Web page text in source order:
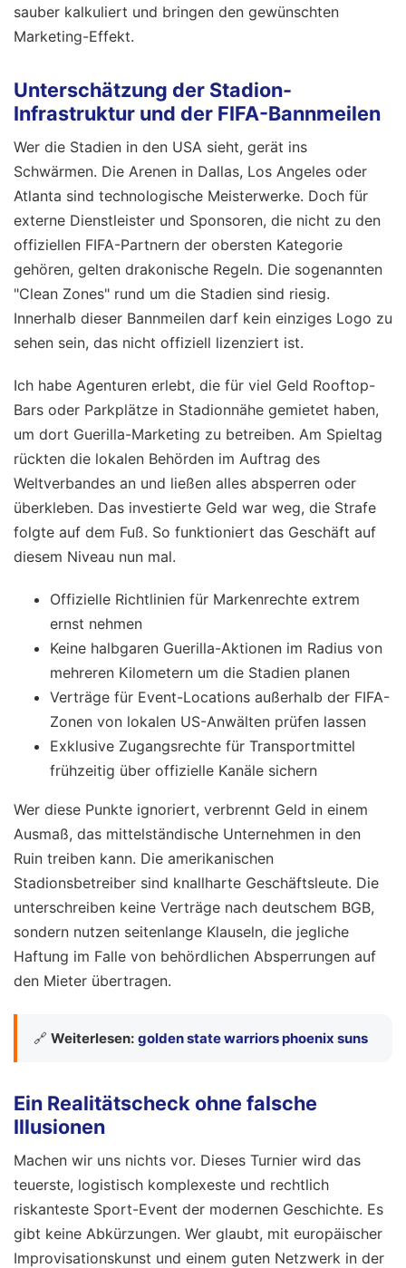
sauber kalkuliert und bringen den gewünschten
Marketing-Effekt.
Unterschätzung der Stadion-
Infrastruktur und der FIFA-Bannmeilen
Wer die Stadien in den USA sieht, gerät ins
Schwärmen. Die Arenen in Dallas, Los Angeles oder
Atlanta sind technologische Meisterwerke. Doch für
externe Dienstleister und Sponsoren, die nicht zu den
offiziellen FIFA-Partnern der obersten Kategorie
gehören, gelten drakonische Regeln. Die sogenannten
"Clean Zones" rund um die Stadien sind riesig.
Innerhalb dieser Bannmeilen darf kein einziges Logo zu
sehen sein, das nicht offiziell lizenziert ist.
Ich habe Agenturen erlebt, die für viel Geld Rooftop-
Bars oder Parkplätze in Stadionnähe gemietet haben,
um dort Guerilla-Marketing zu betreiben. Am Spieltag
rückten die lokalen Behörden im Auftrag des
Weltverbandes an und ließen alles absperren oder
überkleben. Das investierte Geld war weg, die Strafe
folgte auf dem Fuß. So funktioniert das Geschäft auf
diesem Niveau nun mal.
Offizielle Richtlinien für Markenrechte extrem
ernst nehmen
Keine halbgaren Guerilla-Aktionen im Radius von
mehreren Kilometern um die Stadien planen
Verträge für Event-Locations außerhalb der FIFA-
Zonen von lokalen US-Anwälten prüfen lassen
Exklusive Zugangsrechte für Transportmittel
frühzeitig über offizielle Kanäle sichern
Wer diese Punkte ignoriert, verbrennt Geld in einem
Ausmaß, das mittelständische Unternehmen in den
Ruin treiben kann. Die amerikanischen
Stadionsbetreiber sind knallharte Geschäftsleute. Die
unterschreiben keine Verträge nach deutschem BGB,
sondern nutzen seitenlange Klauseln, die jegliche
Haftung im Falle von behördlichen Absperrungen auf
den Mieter übertragen.
🔗 Weiterlesen: golden state warriors phoenix suns
Ein Realitätscheck ohne falsche
Illusionen
Machen wir uns nichts vor. Dieses Turnier wird das
teuerste, logistisch komplexeste und rechtlich
riskanteste Sport-Event der modernen Geschichte. Es
gibt keine Abkürzungen. Wer glaubt, mit europäischer
Improvisationskunst und einem guten Netzwerk in der